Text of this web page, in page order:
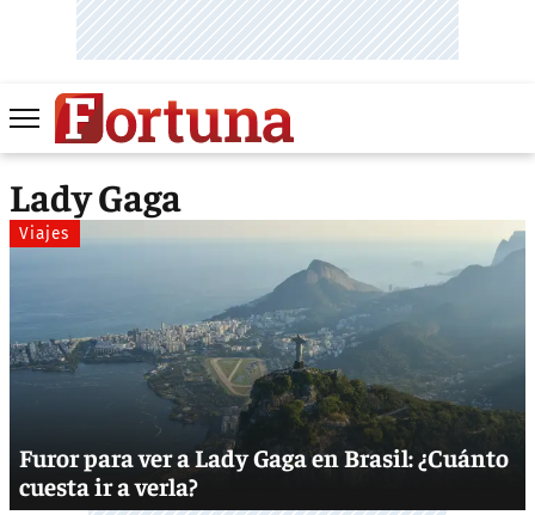
Lady Gaga
Viajes
Furor para ver a Lady Gaga en Brasil: ¿Cuánto
cuesta ir a verla?